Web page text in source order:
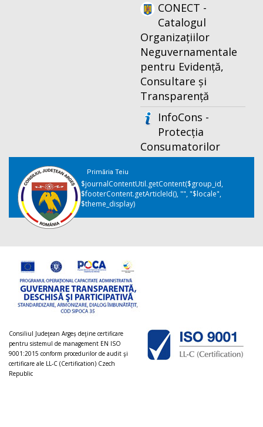
CONECT -
Catalogul
Organizațiilor
Neguvernamentale
pentru Evidență,
Consultare și
Transparență
InfoCons -
Protecția
Consumatorilor
Primăria Teiu
$journalContentUtil.getContent($group_id,
$footerContent.getArticleId(), "", "$locale",
$theme_display)
Consiliul Judeţean Argeș deţine certificare
pentru sistemul de management EN ISO
9001:2015 conform procedurilor de audit şi
certificare ale LL-C (Certification) Czech
Republic